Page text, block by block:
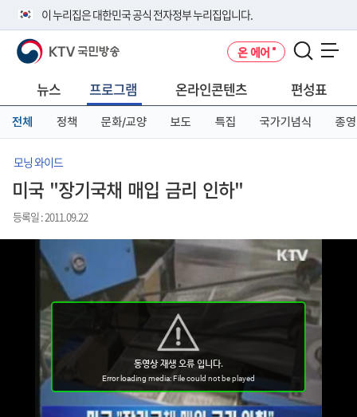
이 누리집은 대한민국 공식 전자정부 누리집입니다.
공식 누리집 주소 확인하기
니다.
이밖에 or.kr 또는 .kr등 다른 도메인 주소를 사용하고 있다면 아래 URL에
서 도메인 주소를 확인해 보세요
KTV 국민방송 온 에어
뉴스 프로그램 온라인콘텐츠 편성표
전체 정책 문화/교양 보도 특집 국가기념식 종영
모닝 와이드
미국 "장기국채 매입 금리 인하"
등록일 : 2011.09.22